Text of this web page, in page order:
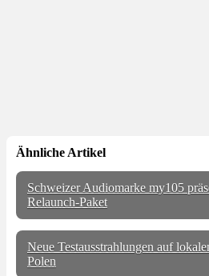
Ähnliche Artikel
Schweizer Audiomarke my105
Relaunch-Paket
Neue Testausstrahlungen auf
Polen